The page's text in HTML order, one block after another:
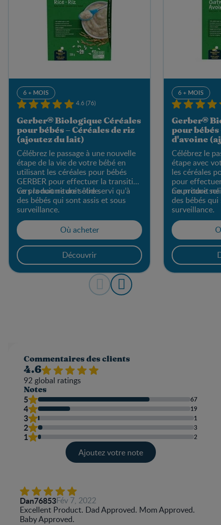
6 + MOIS
4.6 (76)
Gerber® Biologique Céréales
pour bébés – Céréales de riz
(ajoutez du lait)
Célébrez le passage à une nouvelle
étape de la vie de votre bébé en
utilisant les céréales pour bébés
GERBER pour effectuer la transition
vers la nourriture solide.
Ce produit ne doit être servi qu’à
des bébés qui sont assis et sous
surveillance.
Où acheter
Découvrir
6 + MOIS
Gerber®
pour bébés
d'avoine
Célébrez le
étape avec
les céréales
pour
nourriture
Ce produit ne
des bébés
surveillance.
Commentaires des clients
4.6
92 global ratings
Notes
5 67
4 19
3 1
2 3
1 2
Ajoutez votre note
Dan76853Fév 7, 2022
Excellent Product. Dad Approved. Mom Approved.
Baby Approved.